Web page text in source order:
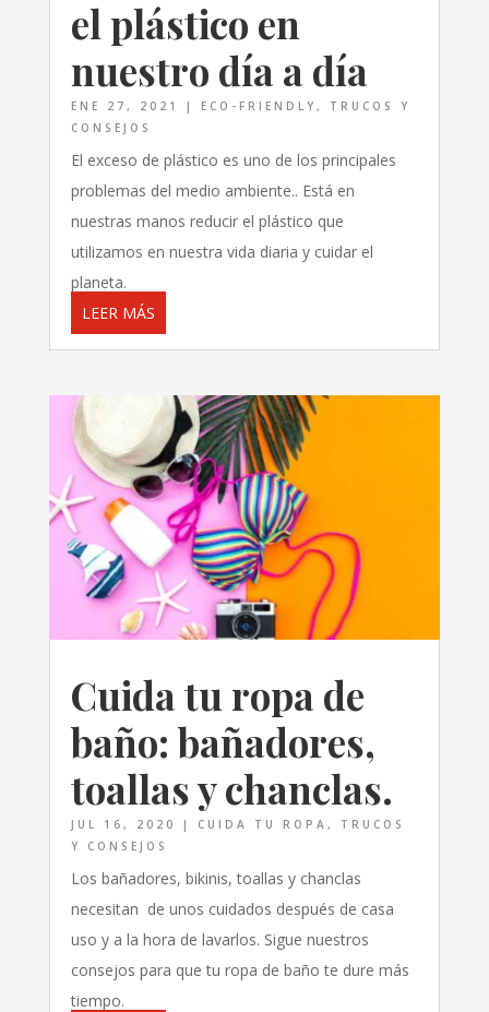
el plástico en
nuestro día a día
ENE 27, 2021 | ECO-FRIENDLY , TRUCOS Y
CONSEJOS
El exceso de plástico es uno de los principales
problemas del medio ambiente.. Está en
nuestras manos reducir el plástico que
utilizamos en nuestra vida diaria y cuidar el
planeta.
LEER MÁS
Cuida tu ropa de
baño: bañadores,
toallas y chanclas.
JUL 16, 2020 | CUIDA TU ROPA , TRUCOS
Y CONSEJOS
Los bañadores, bikinis, toallas y chanclas
necesitan de unos cuidados después de casa
uso y a la hora de lavarlos. Sigue nuestros
consejos para que tu ropa de baño te dure más
tiempo.